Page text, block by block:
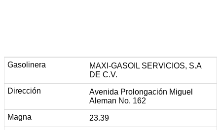
MAXI-GASOIL SERVICIOS, S.A
DE C.V.
Avenida Prolongación Miguel
Aleman No. 162
23.39